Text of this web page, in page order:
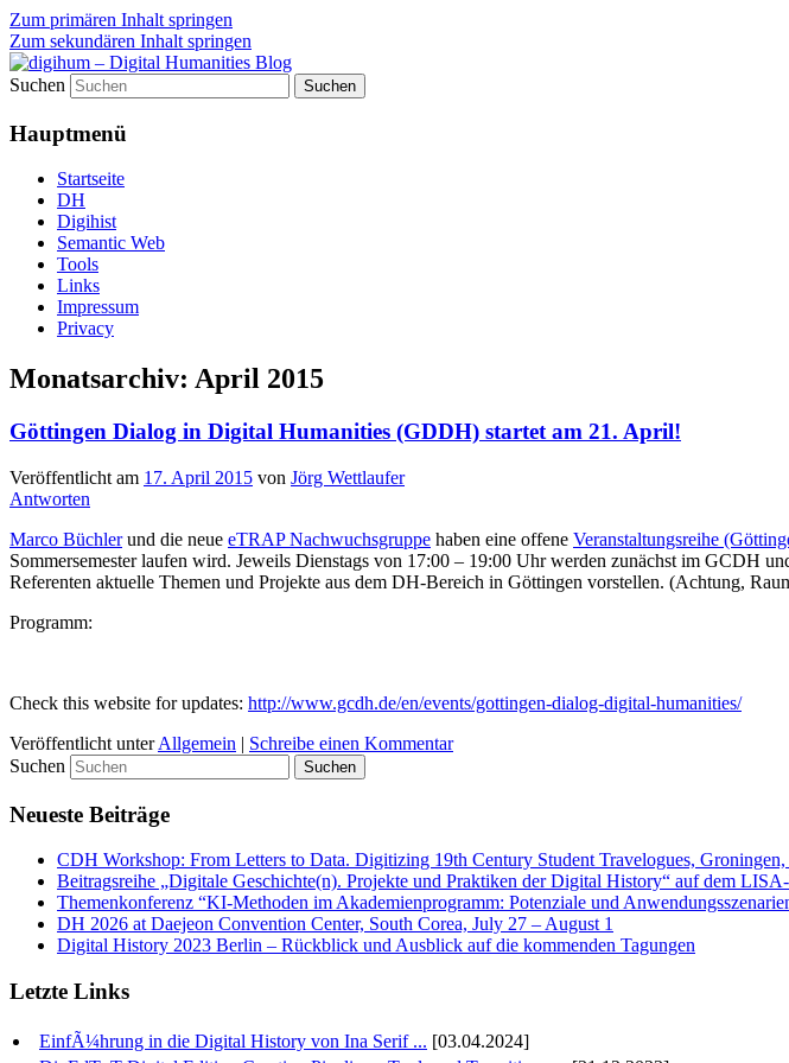
Zum primären Inhalt springen
Zum sekundären Inhalt springen
digihum – Digital Humanities Blog
fibri (find&bring) goes digital humanities
Suchen
Hauptmenü
Startseite
DH
Digihist
Semantic Web
Tools
Links
Impressum
Privacy
Monatsarchiv: April 2015
Göttingen Dialog in Digital Humanities (GDDH) startet am 21. April!
Veröffentlicht am 17. April 2015 von Jörg Wettlaufer
Antworten
Marco Büchlerund die neue eTRAP Nachwuchsgruppe haben eine offene Veranstaltungsreihe
Sommersemester laufen wird. Jeweils Dienstags von 17:00 – 19:00 Uhr werden zunächst im GCDH
Referenten aktuelle Themen und Projekte aus dem DH-Bereich in Göttingen vorstellen. (Achtung,
Programm:
Check this website for updates: http://www.gcdh.de/en/events/gottingen-dialog-digital-humanities/
Veröffentlicht unter Allgemein | Schreibe einen Kommentar
Suchen
Neueste Beiträge
CDH Workshop: From Letters to Data. Digitizing 19th Century Student Travelogues,
Beitragsreihe „Digitale Geschichte(n). Projekte und Praktiken der Digital History“ auf dem
Themenkonferenz “KI-Methoden im Akademienprogramm: Potenziale und
DH 2026 at Daejeon Convention Center, South Corea, July 27 – August 1
Digital History 2023 Berlin – Rückblick und Ausblick auf die kommenden Tagungen
Letzte Links
EinfÃ¼hrung in die Digital History von Ina Serif ... [03.04.2024]